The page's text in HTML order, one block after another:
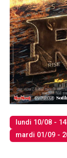
lundi 10/08 -
mardi 01/09 -